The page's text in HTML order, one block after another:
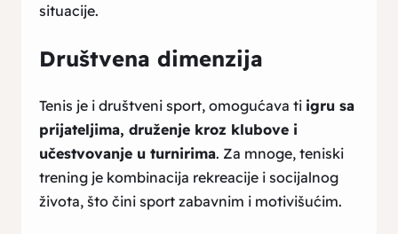
situacije.
Društvena dimenzija
Tenis je i društveni sport, omogućava ti igru sa
prijateljima, druženje kroz klubove i
učestvovanje u turnirima. Za mnoge, teniski
trening je kombinacija rekreacije i socijalnog
života, što čini sport zabavnim i motivišućim.